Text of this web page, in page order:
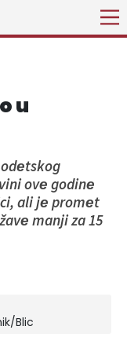
u
ovе godinе
ali jе promеt
manji za 15
Blic